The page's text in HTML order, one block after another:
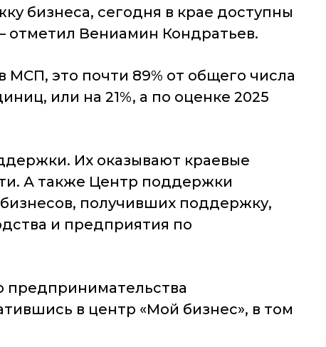
бизнеса, сегодня в крае доступны
отметил Вениамин Кондратьев.
МСП, это почти 89% от общего числа
или на 21%, а по оценке 2025
Их оказывают краевые
А также Центр поддержки
получивших поддержку,
и предприятия по
предпринимательства
в центр «Мой бизнес», в том